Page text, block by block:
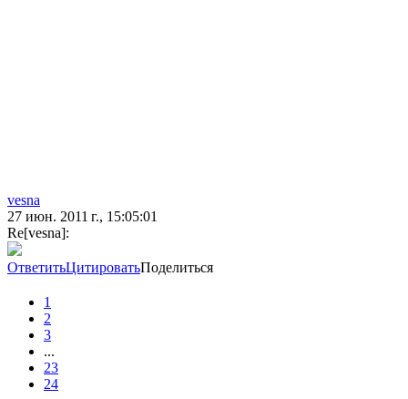
vesna
27 июн. 2011 г., 15:05:01
Re[vesna]:
ОтветитьЦитироватьПоделиться
1
2
3
...
23
24